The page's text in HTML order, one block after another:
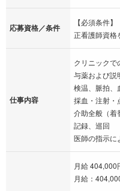
応募資格／条件
【必須条件】
正看護師資格
仕事内容
クリニックで
与薬および説
検温、脈拍、
採血・注射・
介助全般（着
記録、巡回
医師の指示に
月給 404,000
月給：